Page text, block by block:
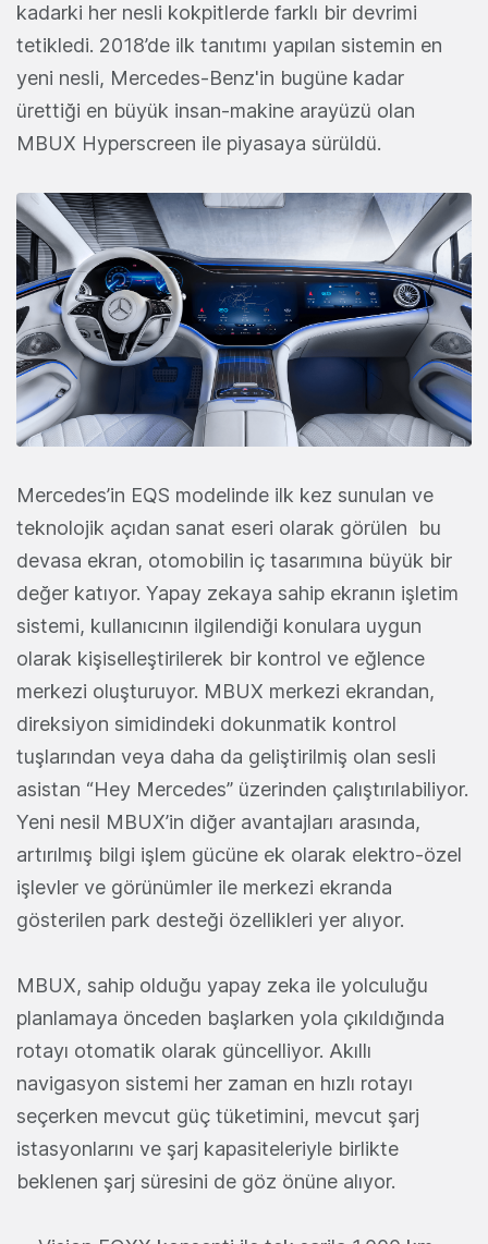
kadarki her nesli kokpitlerde farklı bir devrimi
tetikledi. 2018’de ilk tanıtımı yapılan sistemin en
yeni nesli, Mercedes-Benz'in bugüne kadar
ürettiği en büyük insan-makine arayüzü olan
MBUX Hyperscreen ile piyasaya sürüldü.
Mercedes’in EQS modelinde ilk kez sunulan ve
teknolojik açıdan sanat eseri olarak görülen bu
devasa ekran, otomobilin iç tasarımına büyük bir
değer katıyor. Yapay zekaya sahip ekranın işletim
sistemi, kullanıcının ilgilendiği konulara uygun
olarak kişiselleştirilerek bir kontrol ve eğlence
merkezi oluşturuyor. MBUX merkezi ekrandan,
direksiyon simidindeki dokunmatik kontrol
tuşlarından veya daha da geliştirilmiş olan sesli
asistan “Hey Mercedes” üzerinden çalıştırılabiliyor.
Yeni nesil MBUX’in diğer avantajları arasında,
artırılmış bilgi işlem gücüne ek olarak elektro-özel
işlevler ve görünümler ile merkezi ekranda
gösterilen park desteği özellikleri yer alıyor.
MBUX, sahip olduğu yapay zeka ile yolculuğu
planlamaya önceden başlarken yola çıkıldığında
rotayı otomatik olarak güncelliyor. Akıllı
navigasyon sistemi her zaman en hızlı rotayı
seçerken mevcut güç tüketimini, mevcut şarj
istasyonlarını ve şarj kapasiteleriyle birlikte
beklenen şarj süresini de göz önüne alıyor.